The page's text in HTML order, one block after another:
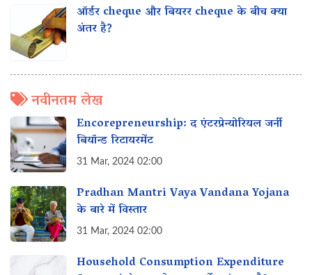
ऑर्डर cheque और बियरर cheque के बीच क्या
अंतर है?
नवीनतम लेख
Encorepreneurship: द एंटरप्रेन्योरियल जर्नी
बियॉन्ड रिटायरमेंट
31 Mar, 2024 02:00
Pradhan Mantri Vaya Vandana Yojana
के बारे में विस्तार
31 Mar, 2024 02:00
Household Consumption Expenditure